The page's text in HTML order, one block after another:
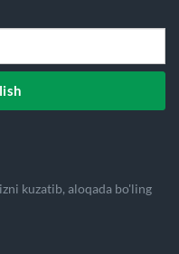
kuzatib, aloqada bo'ling